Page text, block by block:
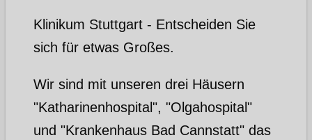
Klinikum Stuttgart - Entscheiden Sie
sich für etwas Großes.
Wir sind mit unseren drei Häusern
"Katharinenhospital", "Olgahospital"
und "Krankenhaus Bad Cannstatt" das